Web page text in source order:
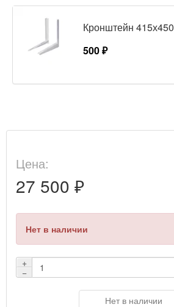
Кронштейн 415х450
500 ₽
Цена:
27 500 ₽
Нет в наличии
+
−
Нет в наличии